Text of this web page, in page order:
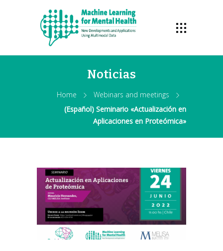
Noticias
Home
Webinars and meetings
(Español) Seminario «Actualización en
Aplicaciones en Proteómica»